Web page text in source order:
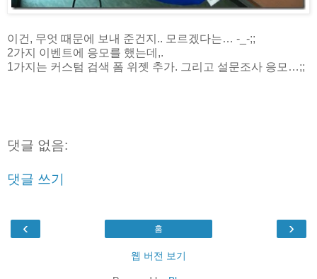
이건, 무엇 때문에 보내 준건지.. 모르겠다는… -_-;;
2가지 이벤트에 응모를 했는데,.
1가지는 커스텀 검색 폼 위젯 추가. 그리고 설문조사 응모…;;
댓글 없음:
댓글 쓰기
‹ ›
홈
웹 버전 보기